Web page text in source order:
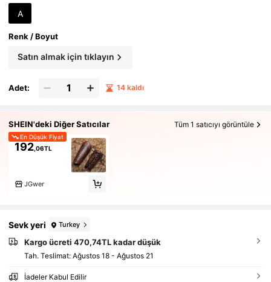
A
Renk / Boyut
Satın almak için tıklayın
Adet: 14 kaldı
SHEIN'deki Diğer Satıcılar Tüm 1 satıcıyı görüntüle
En Düşük Fiyat
192,06TL
JGwer
Sevk yeri Turkey
Kargo ücreti 470,74TL kadar düşük
Tah. Teslimat: Ağustos 18 - Ağustos 21
İadeler Kabul Edilir